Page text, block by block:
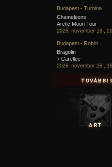
Budapest - Turbina
Chameleons
Arctic Moon Tour
2026. november 18.,
Budapest - Robot
Bragolin
+ Carellee
2026. november 26.,